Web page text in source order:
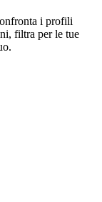
i profili
filtra per le tue